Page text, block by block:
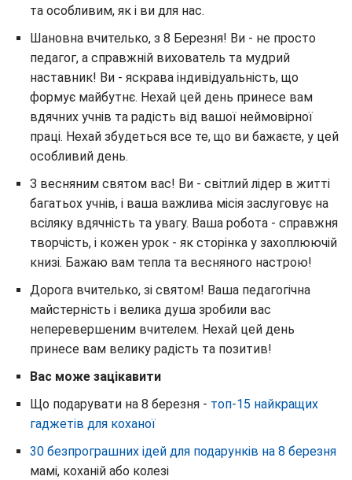
та особливим, як і ви для нас.
Шановна вчителько, з 8 Березня! Ви - не просто
педагог, а справжній вихователь та мудрий
наставник! Ви - яскрава індивідуальність, що
формує майбутнє. Нехай цей день принесе вам
вдячних учнів та радість від вашої неймовірної
праці. Нехай збудеться все те, що ви бажаєте, у цей
особливий день.
З весняним святом вас! Ви - світлий лідер в житті
багатьох учнів, і ваша важлива місія заслуговує на
всіляку вдячність та увагу. Ваша робота - справжня
творчість, і кожен урок - як сторінка у захоплюючій
книзі. Бажаю вам тепла та весняного настрою!
Дорога вчителько, зі святом! Ваша педагогічна
майстерність і велика душа зробили вас
неперевершеним вчителем. Нехай цей день
принесе вам велику радість та позитив!
Вас може зацікавити
Що подарувати на 8 березня - топ-15 найкращих
гаджетів для коханої
30 безпрограшних ідей для подарунків на 8 березня
мамі, коханій або колезі